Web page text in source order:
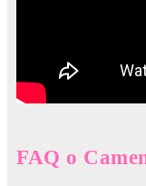
FAQ o